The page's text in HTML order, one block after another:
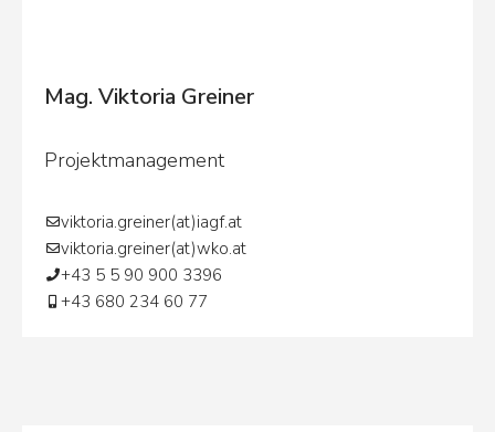
Mag. Viktoria Greiner
Projektmanagement
viktoria.greiner(at)iagf.at
viktoria.greiner(at)wko.at
+43 5 5 90 900 3396
+43 680 234 60 77